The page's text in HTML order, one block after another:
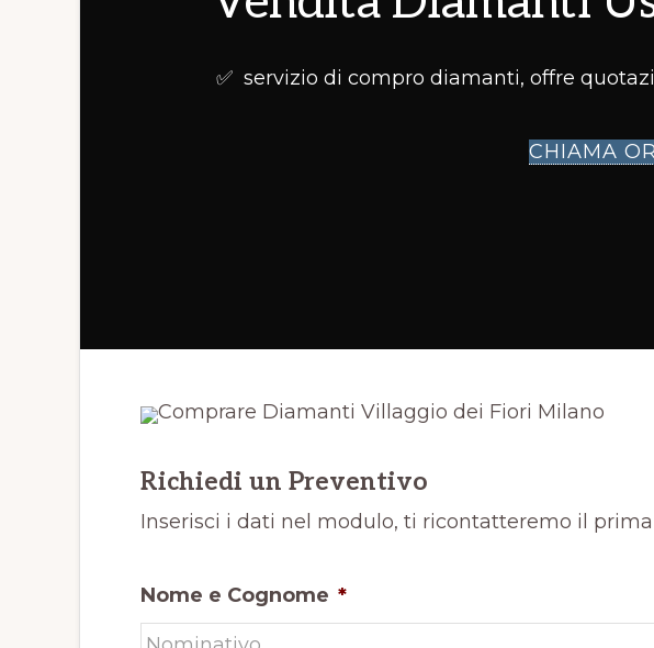
✅ servizio di compro diamanti, offre
CHIAMA
Richiedi un Preventivo
Inserisci i dati nel modulo, ti ricontatteremo il prima
Nome e Cognome *